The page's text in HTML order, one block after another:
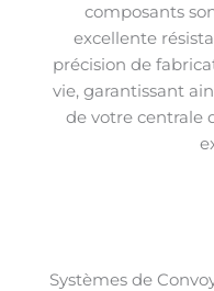
composants
excellente
précision de
vie, garantissant
de votre centrale
Systèmes de